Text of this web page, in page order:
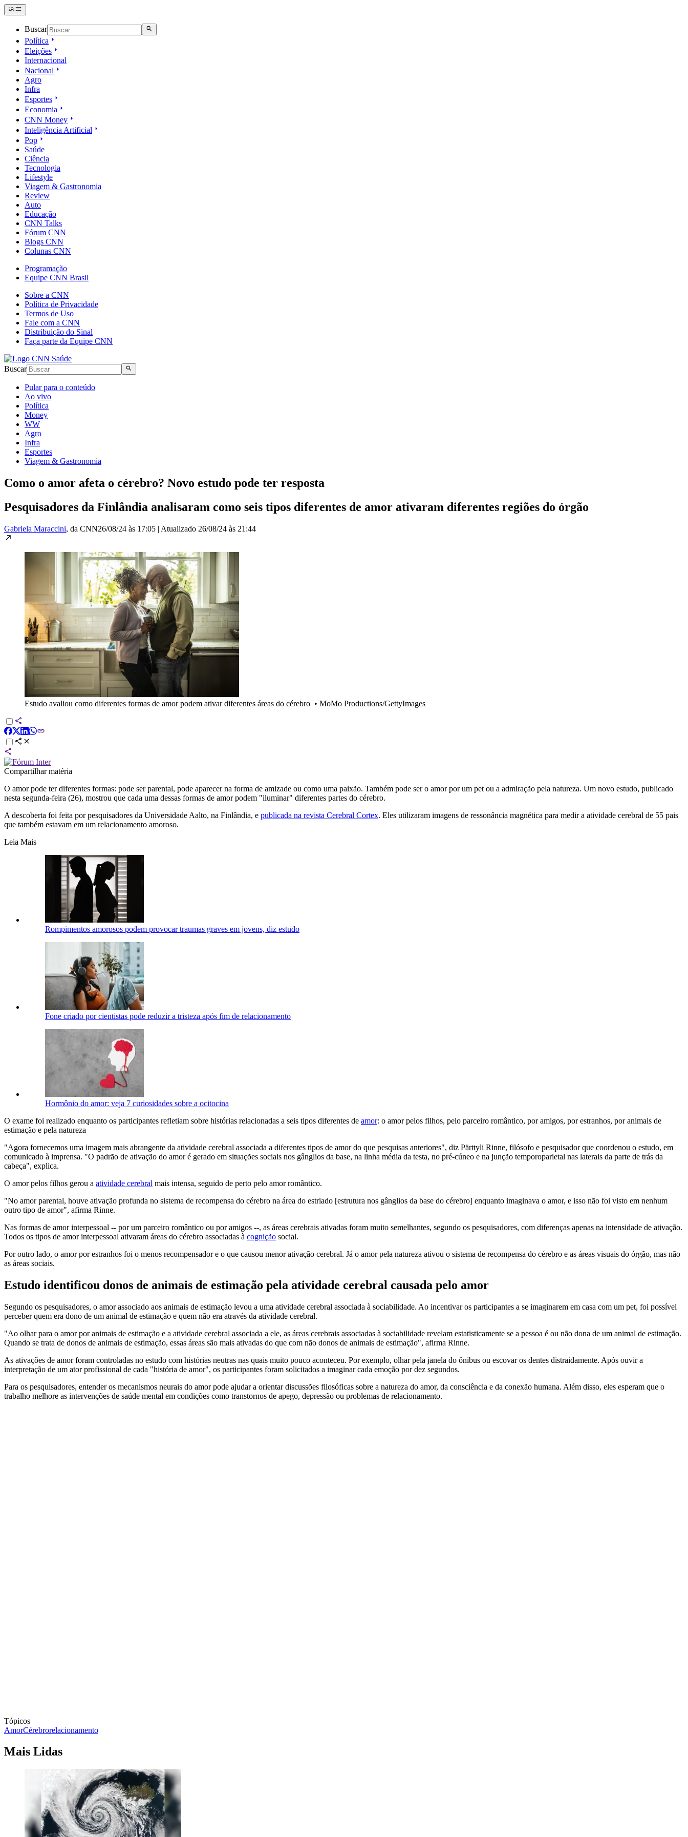
Buscar
Política
Eleições
Internacional
Nacional
Agro
Infra
Esportes
Economia
CNN Money
Inteligência Artificial
Pop
Saúde
Ciência
Tecnologia
Lifestyle
Viagem & Gastronomia
Review
Auto
Educação
CNN Talks
Fórum CNN
Blogs CNN
Colunas CNN
Programação
Equipe CNN Brasil
Sobre a CNN
Política de Privacidade
Termos de Uso
Fale com a CNN
Distribuição do Sinal
Faça parte da Equipe CNN
Buscar
Pular para o conteúdo
Ao vivo
Política
Money
WW
Agro
Infra
Esportes
Viagem & Gastronomia
Como o amor afeta o cérebro? Novo estudo pode ter resposta
Pesquisadores da Finlândia analisaram como seis tipos diferentes de amor ativaram diferentes regiões do órgão
Gabriela Maraccini, da CNN26/08/24 às 17:05 | Atualizado 26/08/24 às 21:44
Estudo avaliou como diferentes formas de amor podem ativar diferentes áreas do cérebro • MoMo Productions/GettyImages
Compartilhar matéria
O amor pode ter diferentes formas: pode ser parental, pode aparecer na forma de amizade ou como uma paixão. Também pode ser o amor por um pet ou a admiração pela natureza. Um novo estudo, publicado
nesta segunda-feira (26), mostrou que cada uma dessas formas de amor podem "iluminar" diferentes partes do cérebro.
A descoberta foi feita por pesquisadores da Universidade Aalto, na Finlândia, e publicada na revista Cerebral Cortex. Eles utilizaram imagens de ressonância magnética para medir a atividade cerebral de 55 pais
que também estavam em um relacionamento amoroso.
Leia Mais
Rompimentos amorosos podem provocar traumas graves em jovens, diz estudo
Fone criado por cientistas pode reduzir a tristeza após fim de relacionamento
Hormônio do amor: veja 7 curiosidades sobre a ocitocina
O exame foi realizado enquanto os participantes refletiam sobre histórias relacionadas a seis tipos diferentes de amor: o amor pelos filhos, pelo parceiro romântico, por amigos, por estranhos, por animais de
estimação e pela natureza
"Agora fornecemos uma imagem mais abrangente da atividade cerebral associada a diferentes tipos de amor do que pesquisas anteriores", diz Pärttyli Rinne, filósofo e pesquisador que coordenou o estudo, em
comunicado à imprensa. "O padrão de ativação do amor é gerado em situações sociais nos gânglios da base, na linha média da testa, no pré-cúneo e na junção temporoparietal nas laterais da parte de trás da
cabeça", explica.
O amor pelos filhos gerou a atividade cerebral mais intensa, seguido de perto pelo amor romântico.
"No amor parental, houve ativação profunda no sistema de recompensa do cérebro na área do estriado [estrutura nos gânglios da base do cérebro] enquanto imaginava o amor, e isso não foi visto em nenhum
outro tipo de amor", afirma Rinne.
Nas formas de amor interpessoal -- por um parceiro romântico ou por amigos --, as áreas cerebrais ativadas foram muito semelhantes, segundo os pesquisadores, com diferenças apenas na intensidade de ativação.
Todos os tipos de amor interpessoal ativaram áreas do cérebro associadas à cognição social.
Por outro lado, o amor por estranhos foi o menos recompensador e o que causou menor ativação cerebral. Já o amor pela natureza ativou o sistema de recompensa do cérebro e as áreas visuais do órgão, mas não
as áreas sociais.
Estudo identificou donos de animais de estimação pela atividade cerebral causada pelo amor
Segundo os pesquisadores, o amor associado aos animais de estimação levou a uma atividade cerebral associada à sociabilidade. Ao incentivar os participantes a se imaginarem em casa com um pet, foi possível
perceber quem era dono de um animal de estimação e quem não era através da atividade cerebral.
"Ao olhar para o amor por animais de estimação e a atividade cerebral associada a ele, as áreas cerebrais associadas à sociabilidade revelam estatisticamente se a pessoa é ou não dona de um animal de estimação.
Quando se trata de donos de animais de estimação, essas áreas são mais ativadas do que com não donos de animais de estimação", afirma Rinne.
As ativações de amor foram controladas no estudo com histórias neutras nas quais muito pouco aconteceu. Por exemplo, olhar pela janela do ônibus ou escovar os dentes distraidamente. Após ouvir a
interpretação de um ator profissional de cada "história de amor", os participantes foram solicitados a imaginar cada emoção por dez segundos.
Para os pesquisadores, entender os mecanismos neurais do amor pode ajudar a orientar discussões filosóficas sobre a natureza do amor, da consciência e da conexão humana. Além disso, eles esperam que o
trabalho melhore as intervenções de saúde mental em condições como transtornos de apego, depressão ou problemas de relacionamento.
Tópicos
AmorCérebrorelacionamento
Mais Lidas